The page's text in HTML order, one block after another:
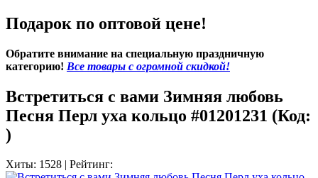
Подарок по оптовой цене!
Обратите внимание на специальную праздничную
категорию! Все товары с огромной скидкой!
Встретиться с вами Зимняя любовь
Песня Перл уха кольцо #01201231 (Код:
)
Хиты: 1528 | Рейтинг: